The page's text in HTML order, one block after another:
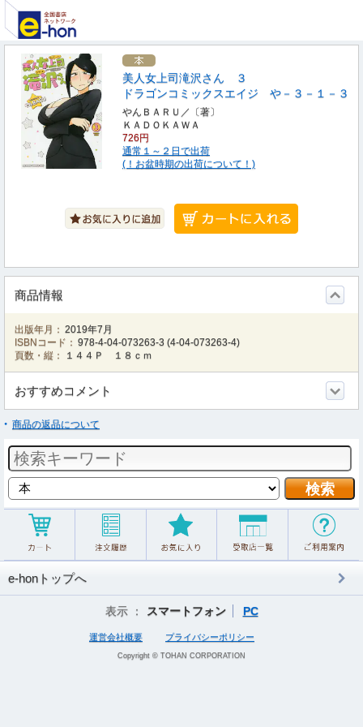
美人女上司滝沢さん ３
ドラゴンコミックスエイジ や－３－１－３
やんＢＡＲＵ／〔著〕
ＫＡＤＯＫＡＷＡ
726円
通常１～２日で出荷
(！お盆時期の出荷について！)
商品情報
出版年月： 2019年7月
ISBNコード： 978-4-04-073263-3 (4-04-073263-4)
頁数・縦：
１４４Ｐ １８ｃｍ
おすすめコメント
商品の返品について
e-honトップへ
表示 ： スマートフォン PC
運営会社概要 プライバシーポリシー
Copyright © TOHAN CORPORATION